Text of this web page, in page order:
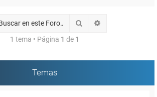
Buscar
1 tema • Página 1 de 1
Temas